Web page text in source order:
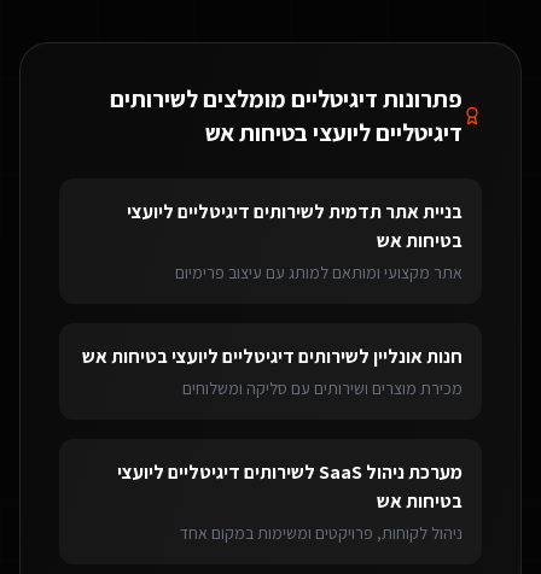
פתרונות דיגיטליים מומלצים לשירותים
דיגיטליים ליועצי בטיחות אש
בניית אתר תדמיתלשירותים דיגיטליים ליועצי
בטיחות אש
אתר מקצועי ומותאם למותג עם עיצוב פרימיום
חנות אונלייןלשירותים דיגיטליים ליועצי בטיחות אש
מכירת מוצרים ושירותים עם סליקה ומשלוחים
מערכת ניהול SaaS לשירותים דיגיטליים ליועצי
בטיחות אש
ניהול לקוחות, פרויקטים ומשימות במקום אחד